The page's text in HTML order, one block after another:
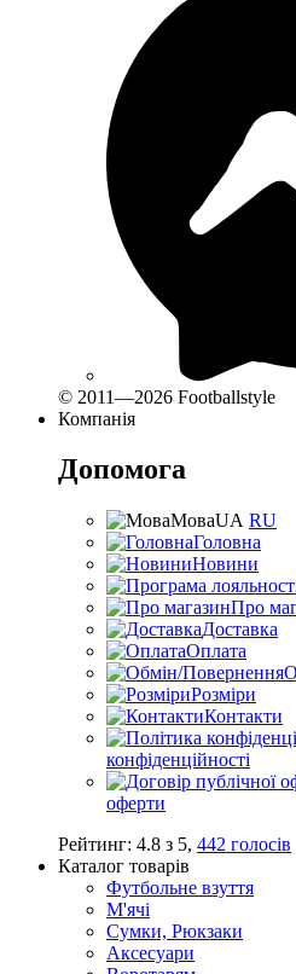
© 2011—2026 Footballstyle
Компанія
Допомога
МоваUA RU
Головна
Новини
Про
Доставка
Оплата
Розміри
Контакти
конфіденційності
оферти
Рейтинг: 4.8 з 5, 442 голосів
Каталог товарів
Футбольне взуття
М'ячі
Сумки, Рюкзаки
Аксесуари